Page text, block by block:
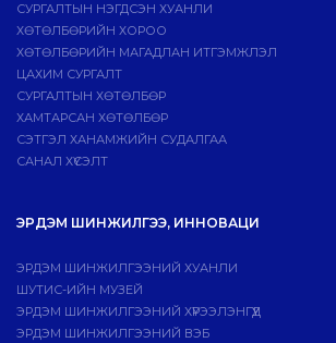
СУРГАЛТЫН НЭГДСЭН ХУАНЛИ
ХӨТӨЛБӨРИЙН ХОРОО
ХӨТӨЛБӨРИЙН МАГАДЛАН ИТГЭМЖЛЭЛ
ЦАХИМ СУРГАЛТ
СУРГАЛТЫН ХӨТӨЛБӨР
ХАМТАРСАН ХӨТӨЛБӨР
СЭТГЭЛ ХАНАМЖИЙН СУДАЛГАА
САНАЛ ХҮСЭЛТ
ЭРДЭМ ШИНЖИЛГЭЭ, ИННОВАЦИ
ЭРДЭМ ШИНЖИЛГЭЭНИЙ ХУАНЛИ
ШУТИС-ИЙН МУЗЕЙ
ЭРДЭМ ШИНЖИЛГЭЭНИЙ ХҮРЭЭЛЭНГҮҮД
ЭРДЭМ ШИНЖИЛГЭЭНИЙ ВЭБ